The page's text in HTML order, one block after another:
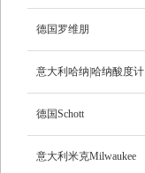
德国罗维朋
意大利哈纳|哈纳酸度计
德国Schott
意大利米克Milwaukee